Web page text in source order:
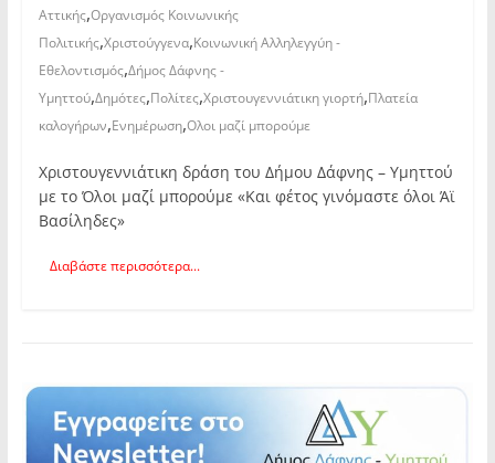
Αττικής,Οργανισμός Κοινωνικής
Πολιτικής,Χριστούγγενα,Κοινωνική Αλληλεγγύη -
Εθελοντισμός,Δήμος Δάφνης -
Υμηττού,Δημότες,Πολίτες,Χριστουγεννιάτικη γιορτή,Πλατεία
καλογήρων,Ενημέρωση,Ολοι μαζί μπορούμε
Χριστουγεννιάτικη δράση του Δήμου Δάφνης – Υμηττού
με το Όλοι μαζί μπορούμε «Και φέτος γινόμαστε όλοι Άϊ
Βασίληδες»
Διαβάστε περισσότερα...